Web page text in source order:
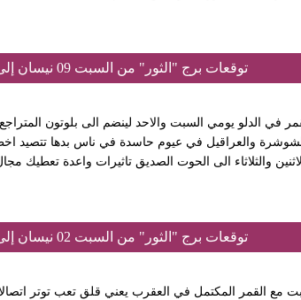
توقعات برج "الثور" من السبت 09 نيسان إلى الجمعة 15 أيار 2026
في الدلو يومي السبت والاحد لينضم الى بلوتون
والعراقيل في عيوم حاسدة في ناس بدها تتصيد
والثلاثاء الى الحوت الصديق تاثيرات واعدة تعطيك
توقعات برج "الثور" من السبت 02 نيسان إلى الجمعة 08 أيار 2026
مع القمر المكتمل في العقرب يعني قلق تعب توتر